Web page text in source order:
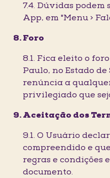
7.4. Dúvidas podem
App, em "Menu >
Foro
8.1. Fica eleito o
Paulo, no Estado de
renúncia a
privilegiado que
Aceitação dos
9.1. O Usuário
compreendido e
regras e condições
documento.